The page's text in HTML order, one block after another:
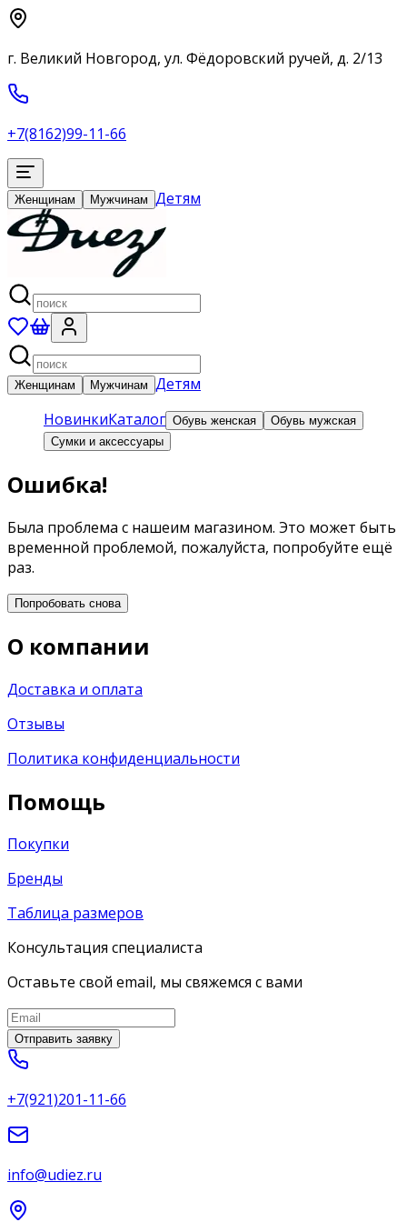
г. Великий Новгород, ул. Фёдоровский ручей, д. 2/13
+7(8162)99-11-66
Женщинам Мужчинам Детям
Женщинам Мужчинам Детям
НовинкиКаталог Обувь женская
Обувь мужская
Сумки и аксессуары
Ошибка!
Была проблема с нашеим магазином. Это может быть
временной проблемой, пожалуйста, попробуйте ещё
раз.
Попробовать снова
О компании
Доставка и оплата
Отзывы
Политика конфиденциальности
Помощь
Покупки
Бренды
Таблица размеров
Консультация специалиста
Оставьте свой email, мы свяжемся с вами
Отправить заявку
+7(921)201-11-66
info@udiez.ru